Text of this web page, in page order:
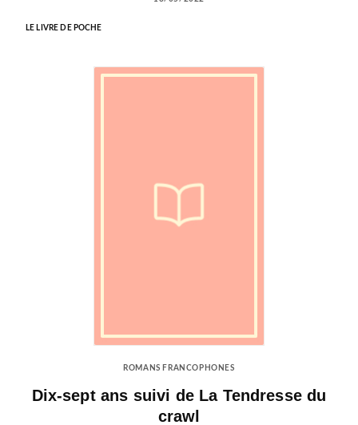
LE LIVRE DE POCHE
ROMANS FRANCOPHONES
Dix-sept ans suivi de La Tendresse du
crawl